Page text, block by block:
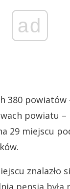
ad
380 powiatów
powiatu –
29 miejscu
znalazło
pensja była